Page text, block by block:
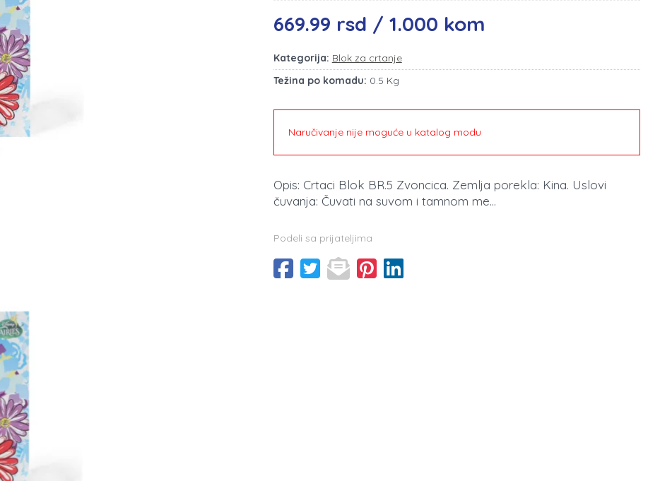
669.99 rsd / 1.000 kom
Kategorija: Blok za crtanje
Težina po komadu: 0.5 Kg
Naručivanje nije moguće u katalog modu
Opis: Crtaci Blok BR.5 Zvoncica. Zemlja porekla: Kina. Uslovi
čuvanja: Čuvati na suvom i tamnom me...
Podeli sa prijateljima